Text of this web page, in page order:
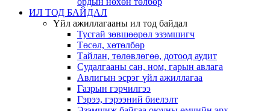
ИЛ ТОД БАЙДАЛ
Үйл ажиллагааны ил тод байдал
Тусгай зөвшөөрөл эзэмшигч
Төсөл, хөтөлбөр
Тайлан, төлөвлөгөө, дотоод аудит
Судалгааны сан, ном, гарын авлага
Авлигын эсрэг үйл ажиллагаа
Газрын гэрчилгээ
Гэрээ, гэрээний биелэлт